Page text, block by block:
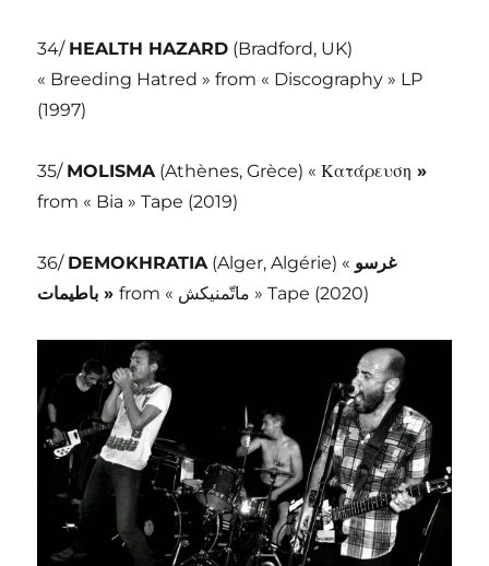
34/ HEALTH HAZARD (Bradford, UK)
« Breeding Hatred » from « Discography » LP
(1997)
35/ MOLISMA (Athènes, Grèce) « Κατάρευση »
from « Bia » Tape (2019)
36/ DEMOKHRATIA (Alger, Algérie) « غرسو
باطيمات » from « ماتّمنيكش » Tape (2020)